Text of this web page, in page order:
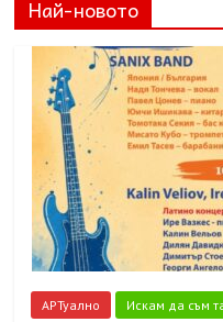
Най-новото
АРТуално Искам да съм